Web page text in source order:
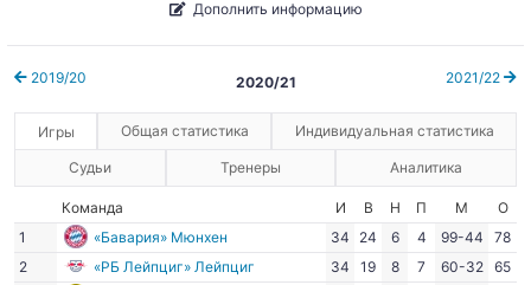
Дополнить информацию
2019/20 2021/22
2020/21
Игры Общая статистика Индивидуальная статистика
Судьи Тренеры Аналитика
Команда И В Н П М
О
1
«Бавария» Мюнхен 34 24 6 4 99-44
78
2
«РБ Лейпциг» Лейпциг 34 19 8 7 60-32
65